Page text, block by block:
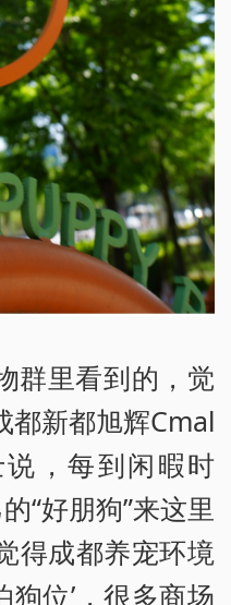
群里看到的，觉
都新都旭辉Cmal
，每到闲暇时
“好朋狗”来这里
得成都养宠环境
狗位’，很多商场